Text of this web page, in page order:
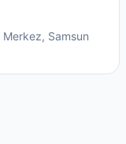
Merkez, Samsun